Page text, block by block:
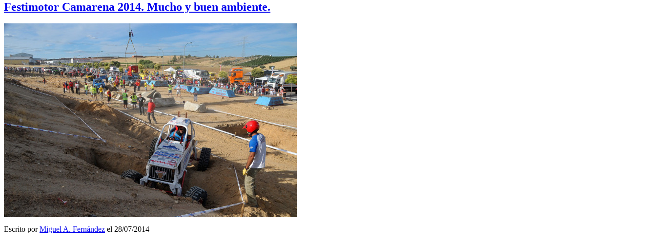
Festimotor Camarena 2014. Mucho y buen ambiente.
Escrito porMiguel A. Fernández el 28/07/2014